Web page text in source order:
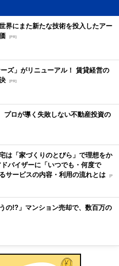
界にまた新たな技術を投入したアー
[PR]
ーズ」がリニューアル！ 賃貸経営の
[PR]
プロが導く失敗しない不動産投資の
は「家づくりのとびら」で理想をか
バイザーに「いつでも・何度で
サービスの内容・利用の流れとは [P
の!?」マンション売却で、数百万の